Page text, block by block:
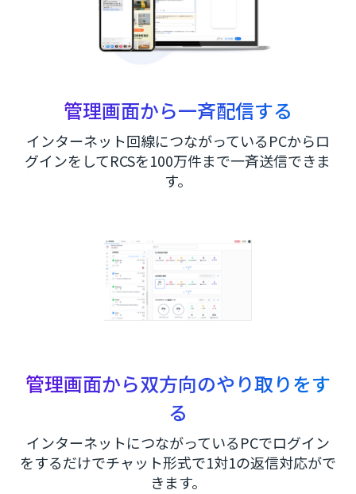
管理画面から一斉配信する
インターネット回線につながっているPCからロ
グインをしてRCSを100万件まで一斉送信できま
す。
管理画面から双方向のやり取りをす
る
インターネットにつながっているPCでログイン
をするだけでチャット形式で1対1の返信対応がで
きます。